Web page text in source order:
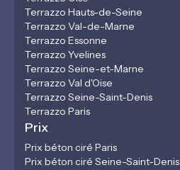
Terrazzo Hauts-de-Seine
Terrazzo Val-de-Marne
Terrazzo Essonne
Terrazzo Yvelines
Terrazzo Seine-et-Marne
Terrazzo Val d'Oise
Terrazzo Seine-Saint-Denis
Terrazzo Paris
Prix
Prix béton ciré Paris
Prix béton ciré Seine-Saint-Denis